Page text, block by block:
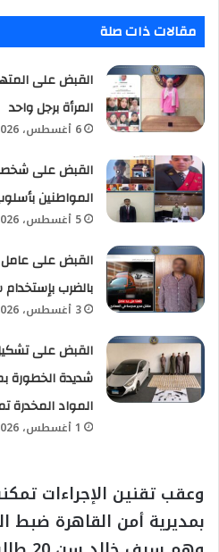
مقالات ذات صلة
القبض على
المرأة برجل واحد
6 أغسطس، 2026
القبض على
المواطنين
5 أغسطس، 2026
القبض على
بالضرب
3 أغسطس، 2026
شديدة الخطورة
المواد المخدرة
1 أغسطس، 2026
وعقب تقنين الإجراءات
بمديرية أمن القاهرة